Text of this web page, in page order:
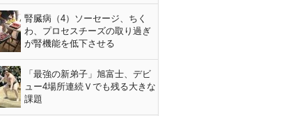
腎臓病（4）ソーセージ、ちく
わ、プロセスチーズの取り過ぎ
が腎機能を低下させる
「最強の新弟子」旭富士、デビ
ュー4場所連続Ｖでも残る大きな
課題